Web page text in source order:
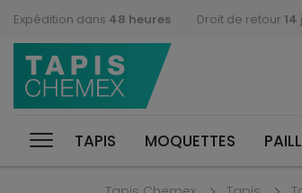
Expédition dans 48 heures Droit de retour
TAPIS MOQUETTES